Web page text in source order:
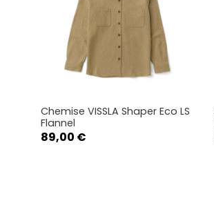
 Aperçu rapide
Chemise VISSLA Shaper Eco LS
Flannel
Prix
89,00 €